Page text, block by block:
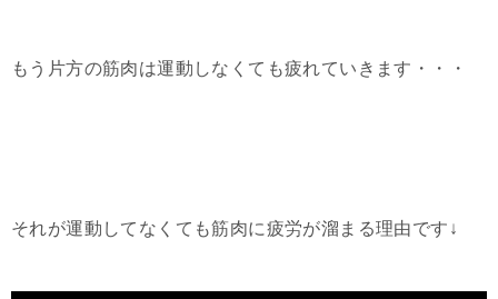
もう片方の筋肉は運動しなくても疲れていきます・・・
それが運動してなくても筋肉に疲労が溜まる理由です↓